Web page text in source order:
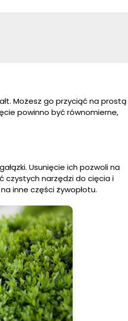
Możesz go przyciąć na prostą
powinno być równomierne,
Usunięcie ich pozwoli na
czystych narzędzi do cięcia i
inne części żywopłotu.